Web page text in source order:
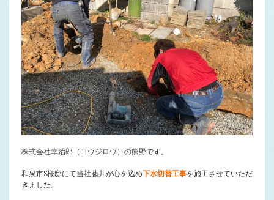
株式会社幸治郎（コウジロウ）の熊野です。
和泉市S様邸にて当社藤井が心を込め下水切替工事を施工させていただ
きました。